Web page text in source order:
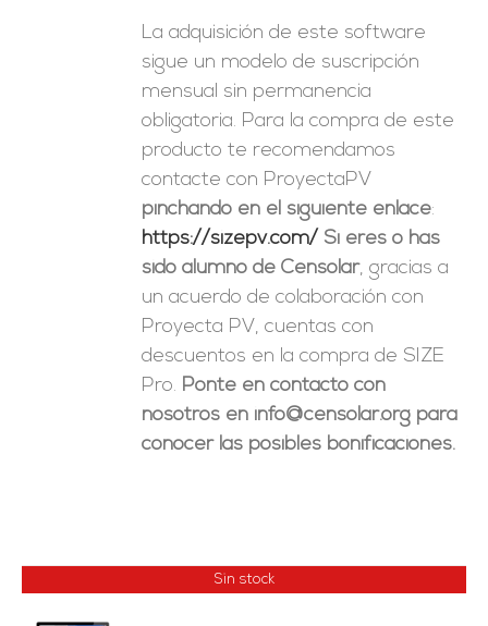
La adquisición de este software
sigue un modelo de suscripción
mensual sin permanencia
obligatoria. Para la compra de este
producto te recomendamos
contacte con ProyectaPV
pinchando en el siguiente enlace:
https://sizepv.com/ Si eres o has
sido alumno de Censolar, gracias a
un acuerdo de colaboración con
Proyecta PV, cuentas con
descuentos en la compra de SIZE
Pro. Ponte en contacto con
nosotros en info@censolar.org para
conocer las posibles bonificaciones.
Sin stock